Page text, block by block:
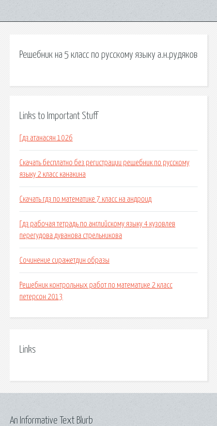
Решебник на 5 класс по русскому языку а.н.рудяков
Links to Important Stuff
Гдз атанасян 1026
Скачать бесплатно без регистрации решебник по русскому
языку 2 класс канакина
Скачать гдз по математике 7 класс на андроид
Гдз рабочая тетрадь по английскому языку 4 кузовлев
перегудова дуванова стрельникова
Сочинение сиражетдин образы
Решебник контрольных работ по математике 2 класс
петерсон 2013
Links
An Informative Text Blurb